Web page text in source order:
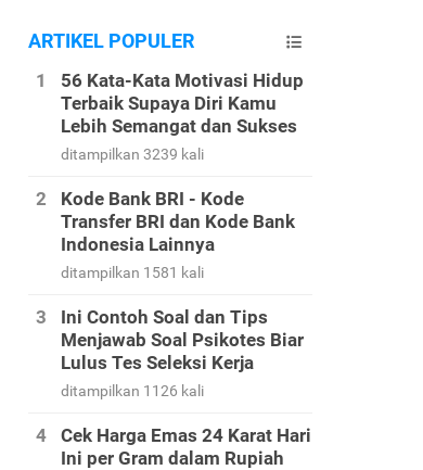
ARTIKEL POPULER
56 Kata-Kata Motivasi Hidup
Terbaik Supaya Diri Kamu
Lebih Semangat dan Sukses
ditampilkan 3239 kali
Kode Bank BRI - Kode
Transfer BRI dan Kode Bank
Indonesia Lainnya
ditampilkan 1581 kali
Ini Contoh Soal dan Tips
Menjawab Soal Psikotes Biar
Lulus Tes Seleksi Kerja
ditampilkan 1126 kali
Cek Harga Emas 24 Karat Hari
Ini per Gram dalam Rupiah